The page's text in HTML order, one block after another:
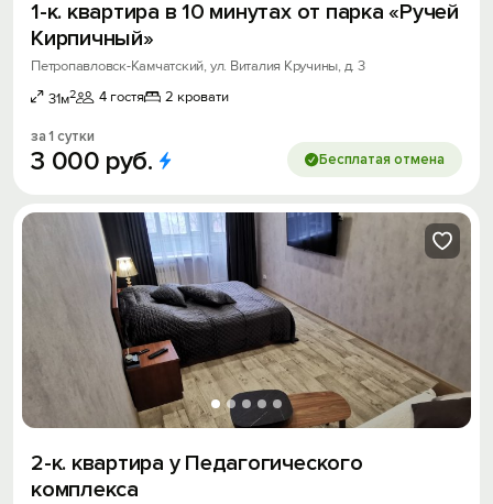
1-к. квартира в 10 минутах от парка «Ручей
Кирпичный»
Петропавловск-Камчатский, ул. Виталия Кручины, д. 3
31м2 4 гостя 2 кровати
за 1 сутки
3 000 руб. Бесплатая отмена
2-к. квартира у Педагогического
комплекса